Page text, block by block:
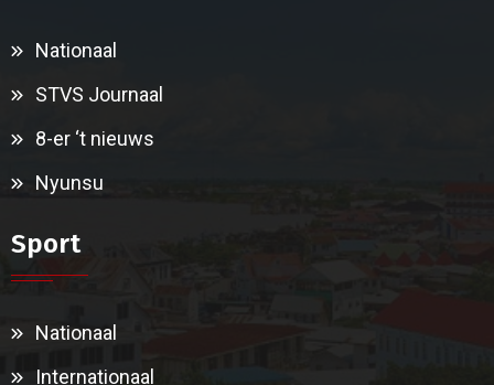
Nationaal
STVS Journaal
8-er ‘t nieuws
Nyunsu
Sport
Nationaal
Internationaal